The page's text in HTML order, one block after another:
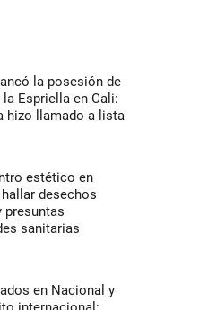
la posesión de
Espriella en Cali:
hizo llamado a lista
estético en
desechos
presuntas
sanitarias
en Nacional y